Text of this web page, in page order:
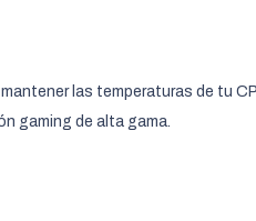
las temperaturas de tu
gaming de alta gama.